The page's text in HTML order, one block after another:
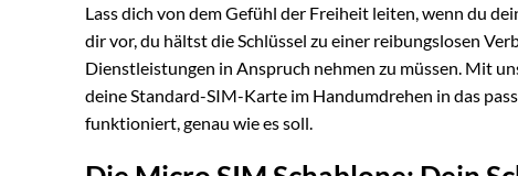
Lass dich von dem Gefühl der Freiheit leiten, wenn du
dir vor, du hältst die Schlüssel zu einer reibungslosen
Dienstleistungen in Anspruch nehmen zu müssen. Mit
deine Standard-SIM-Karte im Handumdrehen in das
funktioniert, genau wie es soll.